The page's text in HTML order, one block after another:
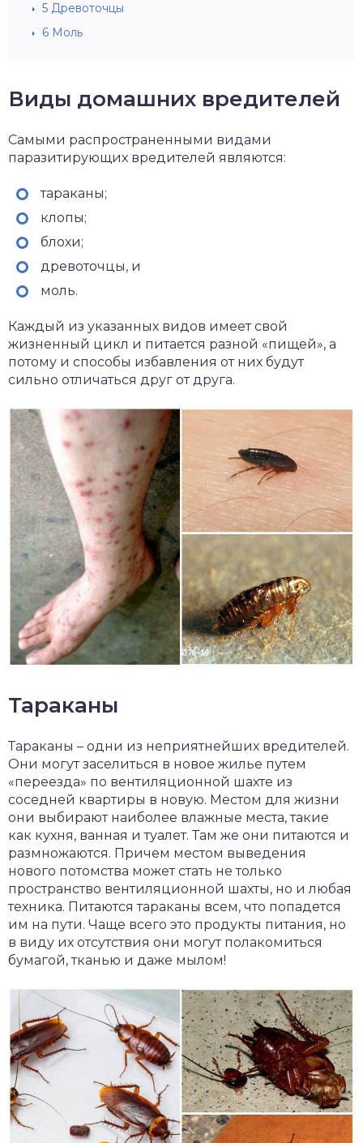
5 Древоточцы
6 Моль
Виды домашних вредителей
Самыми распространенными видами
паразитирующих вредителей являются:
тараканы;
клопы;
блохи;
древоточцы, и
моль.
Каждый из указанных видов имеет свой
жизненный цикл и питается разной «пищей», а
потому и способы избавления от них будут
сильно отличаться друг от друга.
Тараканы
Тараканы – одни из неприятнейших вредителей.
Они могут заселиться в новое жилье путем
«переезда» по вентиляционной шахте из
соседней квартиры в новую. Местом для жизни
они выбирают наиболее влажные места, такие
как кухня, ванная и туалет. Там же они питаются и
размножаются. Причем местом выведения
нового потомства может стать не только
пространство вентиляционной шахты, но и любая
техника. Питаются тараканы всем, что попадется
им на пути. Чаще всего это продукты питания, но
в виду их отсутствия они могут полакомиться
бумагой, тканью и даже мылом!